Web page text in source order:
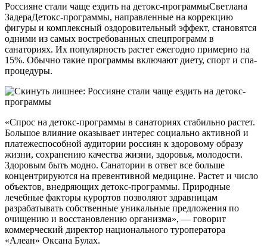
Россияне стали чаще ездить на детокс-программыСветлана
ЗадераДетокс-программы, направленные на коррекцию
фигуры и комплексный оздоровительный эффект, становятся
одними из самых востребованных спецпрограмм в
санаториях. Их популярность растет ежегодно примерно на
15%. Обычно такие программы включают диету, спорт и спа-
процедуры.
«Спрос на детокс-программы в санаториях стабильно растет.
Большое влияние оказывает интерес социально активной и
платежеспособной аудитории россиян к здоровому образу
жизни, сохранению качества жизни, здоровья, молодости.
Здоровым быть модно. Санатории в ответ все больше
концентрируются на превентивной медицине. Растет и число
объектов, внедряющих детокс-программы. Природные
лечебные факторы курортов позволяют здравницам
разрабатывать собственные уникальные предложения по
очищению и восстановлению организма», — говорит
коммерческий директор национального туроператора
«Алеан» Оксана Булах.